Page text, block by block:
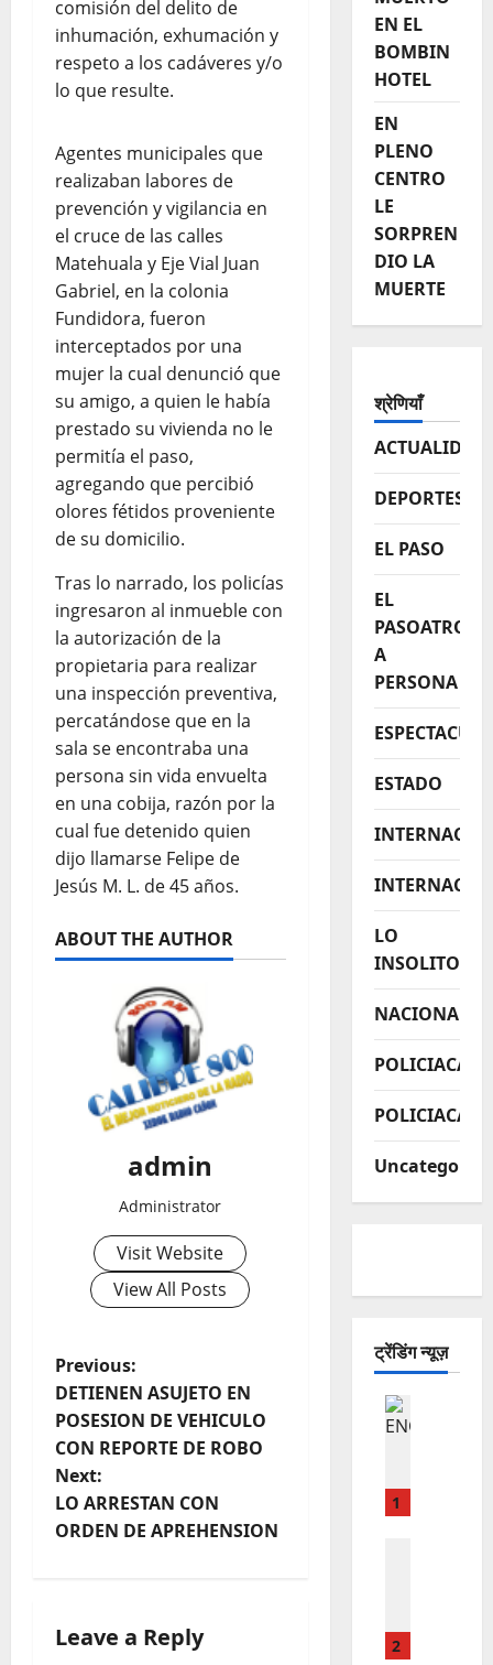
comisión del delito de
inhumación, exhumación y
respeto a los cadáveres y/o
lo que resulte.
Agentes municipales que
realizaban labores de
prevención y vigilancia en
el cruce de las calles
Matehuala y Eje Vial Juan
Gabriel, en la colonia
Fundidora, fueron
interceptados por una
mujer la cual denunció que
su amigo, a quien le había
prestado su vivienda no le
permitía el paso,
agregando que percibió
olores fétidos proveniente
de su domicilio.
Tras lo narrado, los policías
ingresaron al inmueble con
la autorización de la
propietaria para realizar
una inspección preventiva,
percatándose que en la
sala se encontraba una
persona sin vida envuelta
en una cobija, razón por la
cual fue detenido quien
dijo llamarse Felipe de
Jesús M. L. de 45 años.
ABOUT THE AUTHOR
admin
Administrator
Visit Website
View All Posts
P
o
s
t
v
Previous:
DETIENEN ASUJETO EN
POSESION DE VEHICULO
CON REPORTE DE ROBO
Next:
LO ARRESTAN CON
ORDEN DE APREHENSION
Leave a Reply
EN EL
BOMBIN
HOTEL
EN
PLENO
CENTRO
LE
SORPREN
DIO LA
MUERTE
श्रेणियाँ
ACTUALIDAD
DEPORTES
EL PASO
EL
A
PERSONA
ESTADO
LO
INSOLITO
NACIONAL
POLICIACA
POLICIACAS
ट्रेंडिंग न्यूज़
1
2